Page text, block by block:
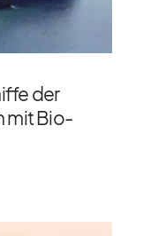
der
mit Bio-